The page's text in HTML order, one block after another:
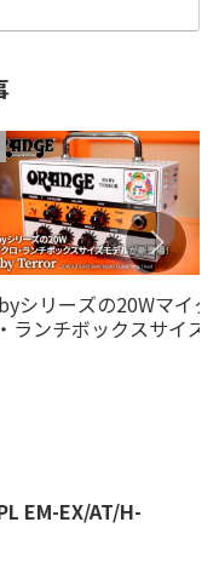
シリーズの20Wマイク
ランチボックスサイズ
EM-EX/AT/H-